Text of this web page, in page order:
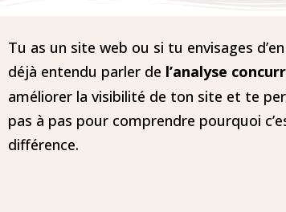
Tu as un site web ou si tu envisages
déjà entendu parler de l’analyse
améliorer la visibilité de ton site et te
pas à pas pour comprendre pourquoi
différence.